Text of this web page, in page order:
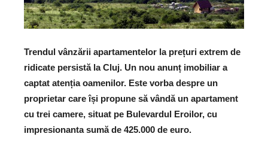
Trendul vânzării apartamentelor la prețuri extrem de
ridicate persistă la Cluj. Un nou anunț imobiliar a
captat atenția oamenilor. Este vorba despre un
proprietar care își propune să vândă un apartament
cu trei camere, situat pe Bulevardul Eroilor, cu
impresionanta sumă de 425.000 de euro.